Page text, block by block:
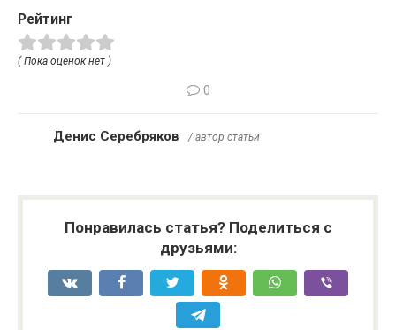
Рейтинг
( Пока оценок нет )
0
Денис Серебряков / автор статьи
Понравилась статья? Поделиться с
друзьями: